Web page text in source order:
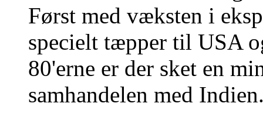
Først med væksten i
specielt tæpper til USA
80'erne er der sket en
samhandelen med